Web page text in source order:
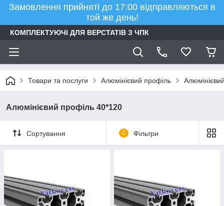
Замовлення прийняті до 17:00 відправляються в
той же день!
КОМПЛЕКТУЮЧІ ДЛЯ ВЕРСТАТІВ З ЧПК
Товари та послуги Алюмінієвий профіль
Алюмінієвий профіль 40*120
Сортування 0 Фільтри